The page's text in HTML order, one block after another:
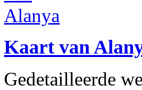
Kaart van
Gedetailleerde